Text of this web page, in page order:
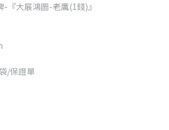
『大展鴻圖-老鷹(1錢)』
/保證單